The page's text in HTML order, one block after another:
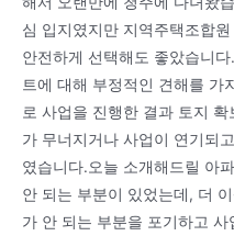
심 입지였지만 지역주택조합
안전하게 선택해도 좋았습니
트에 대해 부정적인 견해를 가
로 사업을 진행한 결과 토지
가 무너지거나 사업이 연기되
였습니다.오늘 소개해드릴 아
안 되는 부분이 있었는데, 더
가 안 되는 부분을 포기하고